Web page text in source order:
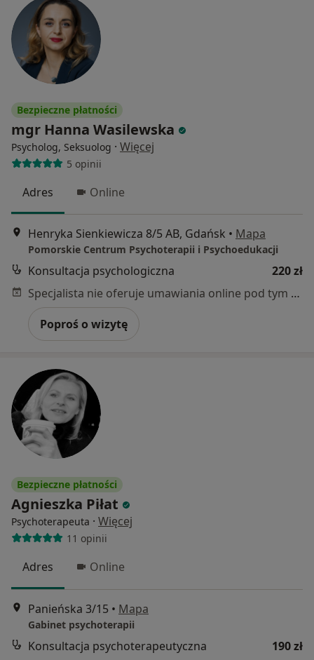
Bezpieczne płatności
mgr Hanna Wasilewska
Psycholog, Seksuolog · Więcej
5 opinii
Adres Online
Henryka Sienkiewicza 8/5 AB, Gdańsk • Mapa
Pomorskie Centrum Psychoterapii i Psychoedukacji
Konsultacja psychologiczna
220 zł
Specjalista nie oferuje umawiania online pod tym adresem.
Poproś o wizytę
Bezpieczne płatności
Agnieszka Piłat
Psychoterapeuta · Więcej
11 opinii
Adres Online
Panieńska 3/15 • Mapa
Gabinet psychoterapii
Konsultacja psychoterapeutyczna
190 zł